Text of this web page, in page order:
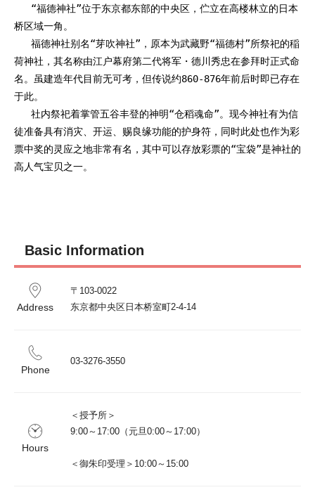
桥区域一角。
荷神社，其名称由江户幕府第二代将军・德川秀忠在参拜时正式命
名。虽建造年代目前无可考，但传说约860-876年前后时即已存在
于此。
徒准备具有消灾、开运、赐良缘功能的护身符，同时此处也作为彩
票中奖的灵应之地非常有名，其中可以存放彩票的“宝袋”是神社的
Basic Information
Address
〒103-0022
东京都中央区日本桥室町2-4-14
Phone
03-3276-3550
Hours
＜授予所＞
9:00～17:00（元旦0:00～17:00）
＜御朱印受理＞10:00～15:00